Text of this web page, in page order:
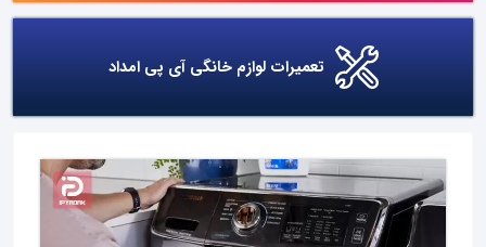
تعمیرات لوازم خانگی آی پی امداد